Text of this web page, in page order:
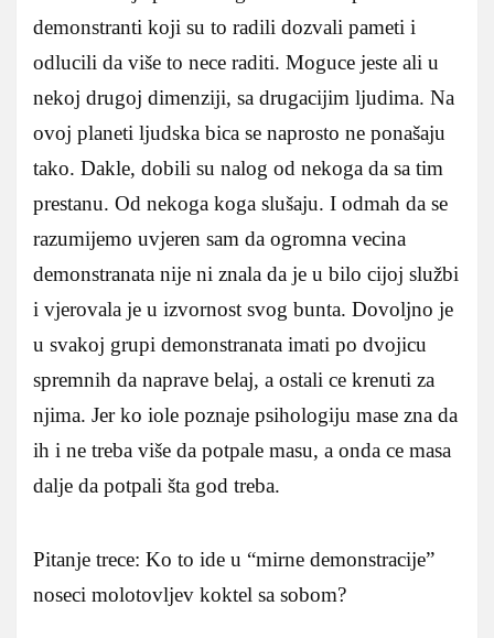
demonstranti koji su to radili dozvali pameti i
odlucili da više to nece raditi. Moguce jeste ali u
nekoj drugoj dimenziji, sa drugacijim ljudima. Na
ovoj planeti ljudska bica se naprosto ne ponašaju
tako. Dakle, dobili su nalog od nekoga da sa tim
prestanu. Od nekoga koga slušaju. I odmah da se
razumijemo uvjeren sam da ogromna vecina
demonstranata nije ni znala da je u bilo cijoj službi
i vjerovala je u izvornost svog bunta. Dovoljno je
u svakoj grupi demonstranata imati po dvojicu
spremnih da naprave belaj, a ostali ce krenuti za
njima. Jer ko iole poznaje psihologiju mase zna da
ih i ne treba više da potpale masu, a onda ce masa
dalje da potpali šta god treba.
Pitanje trece: Ko to ide u “mirne demonstracije”
noseci molotovljev koktel sa sobom?